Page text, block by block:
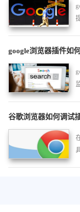
google浏览器插件如
谷歌浏览器如何调试